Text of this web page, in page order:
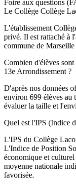
Foire aux questions
Le Collège Collège
L'établissement
privé. Il est rattaché à
commune de
Combien d'élèves
13e Arrondissement ?
D'après nos données
environ 699 élèves au
évaluer la taille et
Quel est l'IPS (Indice
L'IPS du Collège
L'Indice de Position
économique et
moyenne nationale
favorisée.